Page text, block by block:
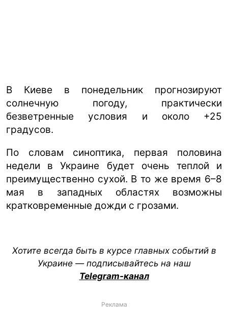
В Киеве в понедельник прогнозируют
солнечную погоду, практически
безветренные условия и около +25
градусов.
По словам синоптика, первая половина
недели в Украине будет очень теплой и
преимущественно сухой. В то же время 6–8
мая в западных областях возможны
кратковременные дожди с грозами.
Хотите всегда быть в курсе главных событий в
Украине — подписывайтесь на наш
Telegram-канал
Реклама